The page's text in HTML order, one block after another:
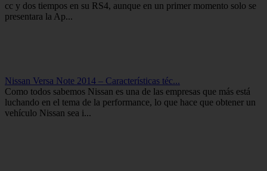
cc y dos tiempos en su RS4, aunque en un primer momento solo se
presentara la Ap...
Nissan Versa Note 2014 – Características téc...
Como todos sabemos Nissan es una de las empresas que más está
luchando en el tema de la performance, lo que hace que obtener un
vehículo Nissan sea i...